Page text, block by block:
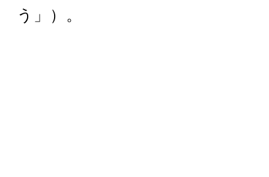
う」）。